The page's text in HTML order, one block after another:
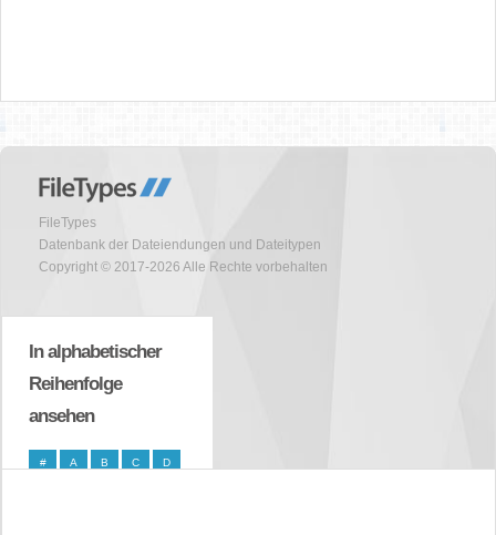
FileTypes
Datenbank der Dateiendungen und Dateitypen
Copyright © 2017-2026 Alle Rechte vorbehalten
In alphabetischer
Reihenfolge
ansehen
# A B C D